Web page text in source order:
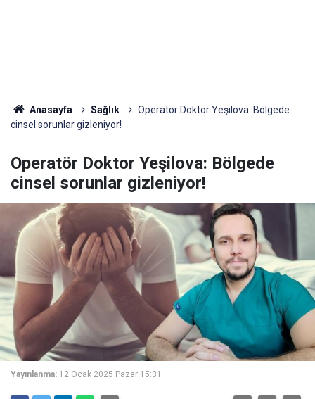
Anasayfa Sağlık
Operatör Doktor Yeşilova: Bölgede
cinsel sorunlar gizleniyor!
Operatör Doktor Yeşilova: Bölgede
cinsel sorunlar gizleniyor!
Yayınlanma: 12 Ocak 2025 Pazar 15:31